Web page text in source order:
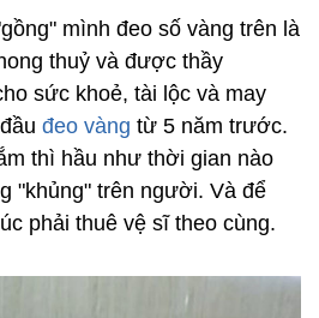
mình đeo số vàng trên là
thuỷ và được thầy
sức khoẻ, tài lộc và may
đeo vàng từ 5 năm trước.
thì hầu như thời gian nào
"khủng" trên người. Và để
phải thuê vệ sĩ theo cùng.